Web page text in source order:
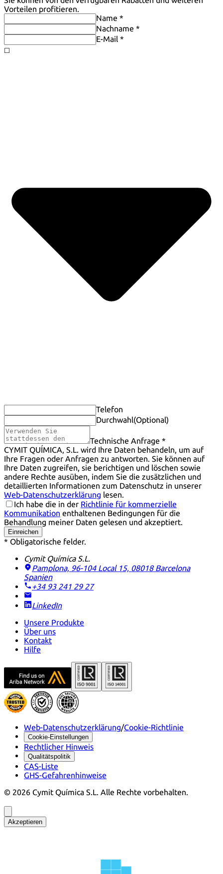
Vorteilen profitieren.
Name *
Nachname *
E-Mail *
◻️
Telefon
Durchwahl(Optional)
Technische Anfrage *
CYMIT QUÍMICA, S.L. wird Ihre Daten behandeln, um auf
Ihre Fragen oder Anfragen zu antworten. Sie können auf
Ihre Daten zugreifen, sie berichtigen und löschen sowie
andere Rechte ausüben, indem Sie die zusätzlichen und
detaillierten Informationen zum Datenschutz in unserer
Web-Datenschutzerklärung lesen.
Ich habe die in der Richtlinie für kommerzielle
Kommunikation enthaltenen Bedingungen für die
Behandlung meiner Daten gelesen und akzeptiert.
Einreichen
* Obligatorische felder.
Cymit Química S.L.
Pamplona, 96-104 Local 15, 08018 Barcelona
Spanien
+34 93 241 29 27
LinkedIn
Unsere Produkte
Über uns
Kontakt
Hilfe
Web-Datenschutzerklärung/Cookie-Richtlinie
Cookie-Einstellungen
Rechtlicher Hinweis
Qualitätspolitik
CAS-Liste
GHS-Gefahrenhinweise
© 2026 Cymit Química S.L. Alle Rechte vorbehalten.
Akzeptieren